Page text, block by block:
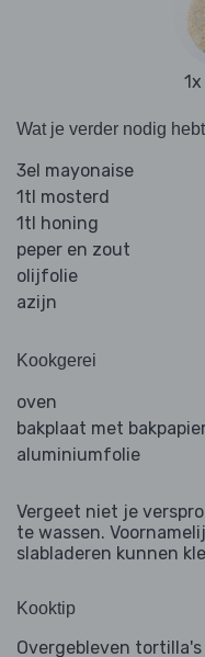
Wat je verder nodig hebt
3el mayonaise
1tl mosterd
1tl honing
peper en zout
olijfolie
azijn
Kookgerei
oven
bakplaat met
aluminiumfolie
Vergeet niet je
te wassen.
slabladeren kunnen
Kooktip
Overgebleven